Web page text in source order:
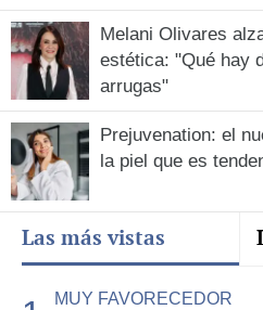
Melani Olivares
estética: "Qué hay
arrugas"
Prejuvenation: el
la piel que es
Las más vistas
MUY FAVORECEDOR